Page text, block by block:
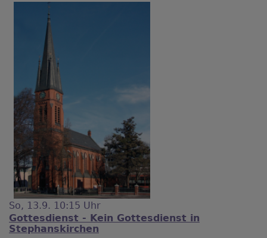
So, 13.9. 10:15 Uhr
Gottesdienst - Kein Gottesdienst in
Stephanskirchen